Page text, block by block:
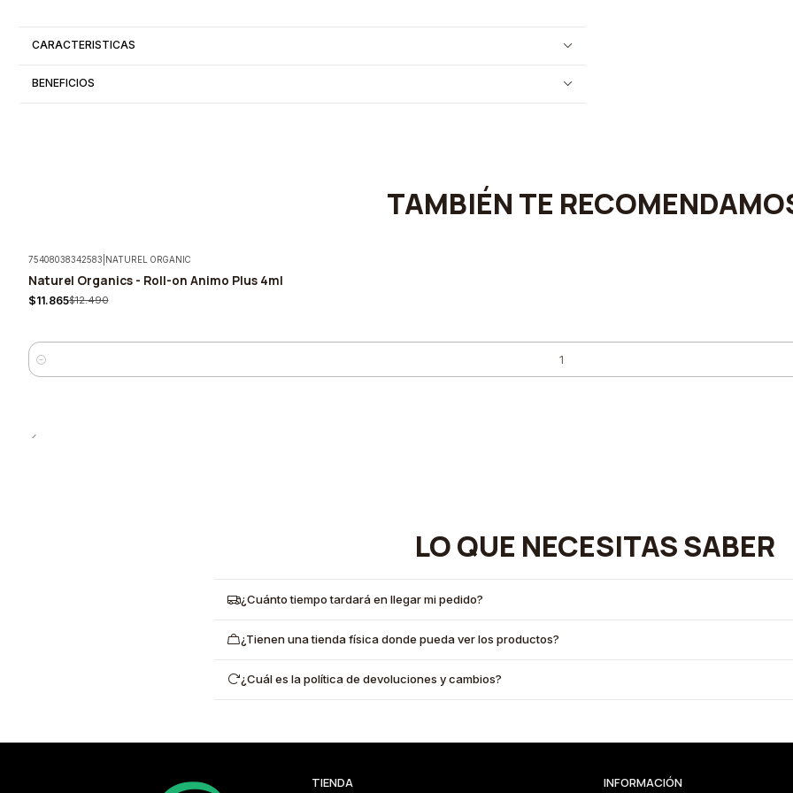
CARACTERISTICAS
BENEFICIOS
TAMBIÉN TE
-5%
75408038342583 NATUREL ORGANIC
Naturel Organics - Roll-on Animo Plus 4ml
$11.865$12.490
Cantidad
LO QUE NECESITAS SABER
¿Cuánto tiempo tardará en llegar mi pedido?
¿Tienen una tienda física donde pueda ver los productos?
¿Cuál es la política de devoluciones y cambios?
TIENDA INFORMACIÓN